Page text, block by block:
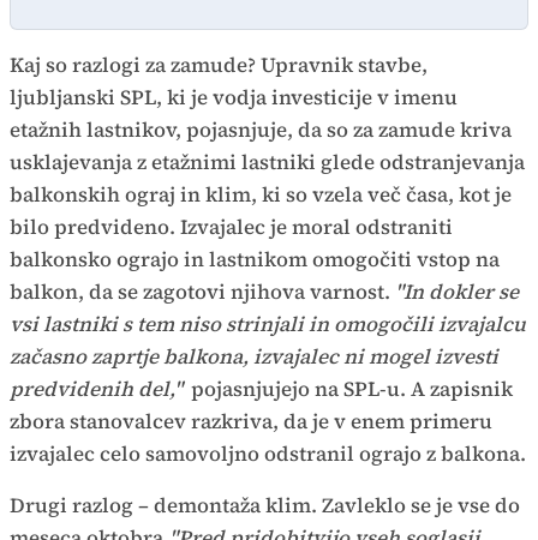
Kaj so razlogi za zamude? Upravnik stavbe,
ljubljanski SPL, ki je vodja investicije v imenu
etažnih lastnikov, pojasnjuje, da so za zamude kriva
usklajevanja z etažnimi lastniki glede odstranjevanja
balkonskih ograj in klim, ki so vzela več časa, kot je
bilo predvideno. Izvajalec je moral odstraniti
balkonsko ograjo in lastnikom omogočiti vstop na
balkon, da se zagotovi njihova varnost. "In dokler se
vsi lastniki s tem niso strinjali in omogočili izvajalcu
začasno zaprtje balkona, izvajalec ni mogel izvesti
predvidenih del," pojasnjujejo na SPL-u. A zapisnik
zbora stanovalcev razkriva, da je v enem primeru
izvajalec celo samovoljno odstranil ograjo z balkona.
Drugi razlog – demontaža klim. Zavleklo se je vse do